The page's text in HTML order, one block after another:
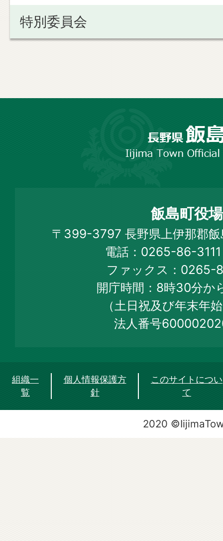
特別委員会
Town
Official
Web
Site
飯島町役場
〒399-3797 長野県上伊那郡
電話：0265-86-
ファックス：0265-
開庁時間：8時30分か
（土日祝及び年末年
法人番号
組織一
覧
個人情報保護方
針
このサイトについ
て
2020